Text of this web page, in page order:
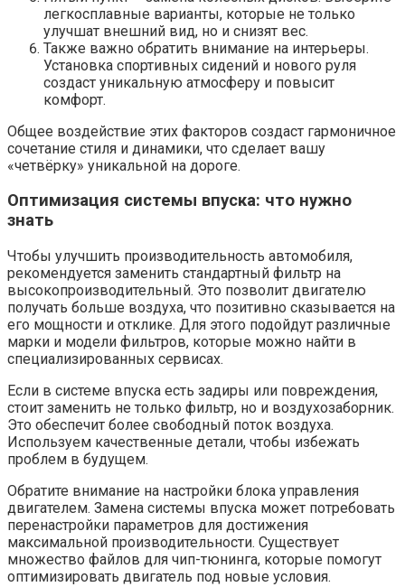
легкосплавные варианты, которые не только
улучшат внешний вид, но и снизят вес.
Также важно обратить внимание на интерьеры.
Установка спортивных сидений и нового руля
создаст уникальную атмосферу и повысит
комфорт.
Общее воздействие этих факторов создаст гармоничное
сочетание стиля и динамики, что сделает вашу
«четвёрку» уникальной на дороге.
Оптимизация системы впуска: что нужно
знать
Чтобы улучшить производительность автомобиля,
рекомендуется заменить стандартный фильтр на
высокопроизводительный. Это позволит двигателю
получать больше воздуха, что позитивно сказывается на
его мощности и отклике. Для этого подойдут различные
марки и модели фильтров, которые можно найти в
специализированных сервисах.
Если в системе впуска есть задиры или повреждения,
стоит заменить не только фильтр, но и воздухозаборник.
Это обеспечит более свободный поток воздуха.
Используем качественные детали, чтобы избежать
проблем в будущем.
Обратите внимание на настройки блока управления
двигателем. Замена системы впуска может потребовать
перенастройки параметров для достижения
максимальной производительности. Существует
множество файлов для чип-тюнинга, которые помогут
оптимизировать двигатель под новые условия.